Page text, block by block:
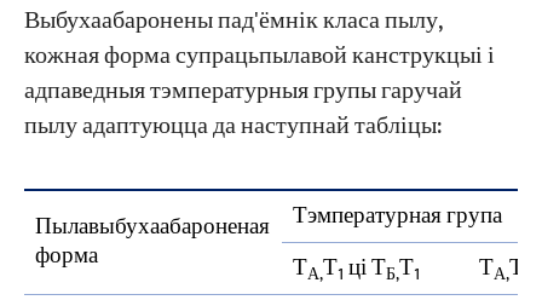
Выбухаабаронены пад'ёмнік класа пылу,
кожная форма супрацьпылавой канструкцыі і
адпаведныя тэмпературныя групы гаручай
пылу адаптуюцца да наступнай табліцы:
Пылавыбухаабароненая
форма
Тэмпературная група
ТА,Т1 ці ТБ,Т1 ТА,Т